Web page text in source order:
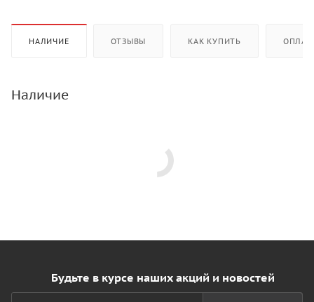
НАЛИЧИЕ ОТЗЫВЫ КАК КУПИТЬ
Наличие
Будьте в курсе наших акций и новостей